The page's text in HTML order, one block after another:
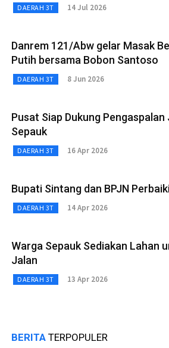
DAERAH 3T 14 Jul 2026
Danrem 121/Abw gelar Masak
Putih bersama Bobon Santoso
DAERAH 3T 8 Jun 2026
Pusat Siap Dukung Pengaspalan
Sepauk
DAERAH 3T 16 Apr 2026
Bupati Sintang dan BPJN
DAERAH 3T 14 Apr 2026
Warga Sepauk Sediakan Lahan
Jalan
DAERAH 3T 13 Apr 2026
BERITA TERPOPULER